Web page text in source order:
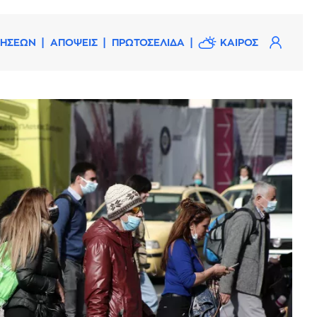
ΑΠΟΨΕΙΣ ΠΡΩΤΟΣΕΛΙΔΑ ΚΑΙΡΟΣ